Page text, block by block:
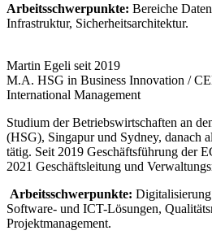
Arbeitsschwerpunkte: Bereiche
Infrastruktur, Sicherheitsarchitektur.
Martin Egeli seit 2019
M.A. HSG in Business Innovation /
International Management
Studium der Betriebswirtschaften an
(HSG), Singapur und Sydney, danach
tätig. Seit 2019 Geschäftsführung der
2021 Geschäftsleitung und
Arbeitsschwerpunkte:
Software- und ICT-Lösungen,
Projektmanagement.